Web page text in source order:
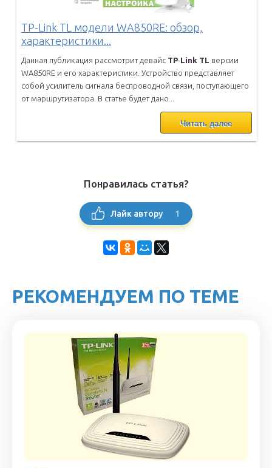
TP-Link TL модели WA850RE: обзор,
характеристики...
Данная публикация рассмотрит девайс TP-Link TL версии
WA850RE и его характеристики. Устройство представляет
собой усилитель сигнала беспроводной связи, поступающего
от маршрутизатора. В статье будет дано...
Читать далее
Понравилась статья?
Лайк автору 1
РЕКОМЕНДУЕМ ПО ТЕМЕ